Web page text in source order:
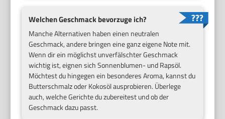
Welchen Geschmack bevorzuge ich?
Manche Alternativen haben einen neutralen
Geschmack, andere bringen eine ganz eigene Note mit.
Wenn dir ein möglichst unverfälschter Geschmack
wichtig ist, eignen sich Sonnenblumen- und Rapsöl.
Möchtest du hingegen ein besonderes Aroma, kannst du
Butterschmalz oder Kokosöl ausprobieren. Überlege
auch, welche Gerichte du zubereitest und ob der
Geschmack dazu passt.